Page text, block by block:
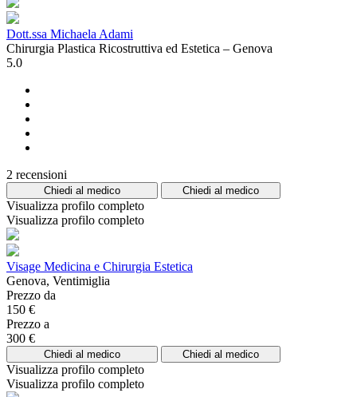
Dott.ssa Michaela Adami
Chirurgia Plastica Ricostruttiva ed Estetica – Genova
5.0
2 recensioni
Chiedi al medico Chiedi al medico
Visualizza profilo completo
Visualizza profilo completo
Visage Medicina e Chirurgia Estetica
Genova, Ventimiglia
Prezzo da
150 €
Prezzo a
300 €
Chiedi al medico Chiedi al medico
Visualizza profilo completo
Visualizza profilo completo